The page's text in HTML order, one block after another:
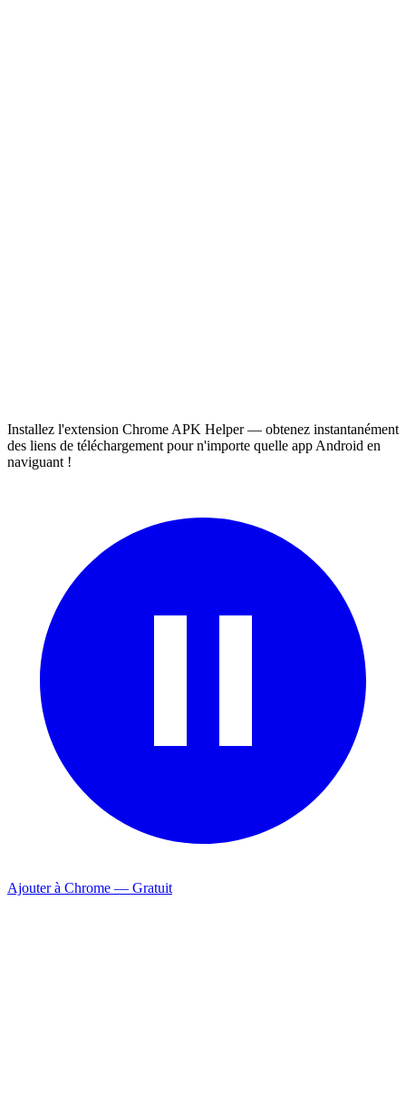
Installez l'extension Chrome APK Helper — obtenez instantanément
des liens de téléchargement pour n'importe quelle app Android en
naviguant !
Ajouter à Chrome — Gratuit